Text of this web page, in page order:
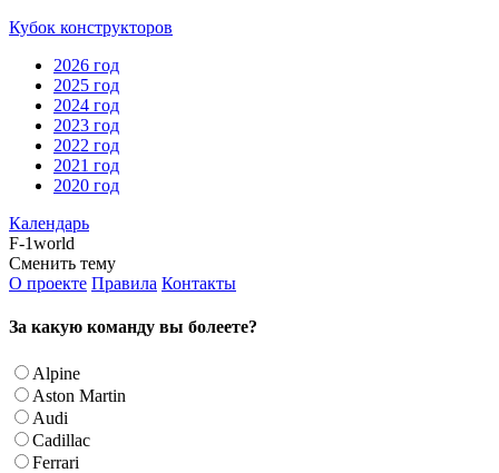
Кубок конструкторов
2026 год
2025 год
2024 год
2023 год
2022 год
2021 год
2020 год
Календарь
F-1world
Сменить тему
О проекте Правила Контакты
За какую команду вы болеете?
Alpine
Aston Martin
Audi
Cadillac
Ferrari